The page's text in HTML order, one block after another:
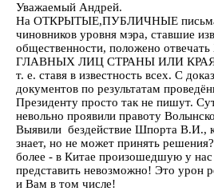
Уважаемый Андрей.
На ОТКРЫТЫЕ,ПУБЛИЧНЫЕ письма
чиновников уровня мэра, ставшие
общественности, положено
ГЛАВНЫХ ЛИЦ СТРАНЫ ИЛИ
т. е. ставя в известность всех. С
документов по результатам
Президенту просто так не пишут.
невольно проявили правоту
Выявили бездействие Шпорта В.И.,
знает, но не может принять
более - в Китае произошедшую у нас
представить невозможно! Это урон
и Вам в том числе!